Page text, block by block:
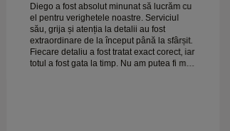
Diego a fost absolut minunat să lucrăm cu
el pentru verighetele noastre. Serviciul
său, grija și atenția la detalii au fost
extraordinare de la început până la sfârșit.
Fiecare detaliu a fost tratat exact corect, iar
totul a fost gata la timp. Nu am putea fi mai